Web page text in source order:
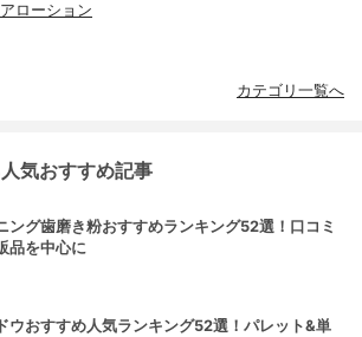
ローション
カテゴリ一覧へ
気おすすめ記事
ング歯磨き粉おすすめランキング52選！口コミ
品を中心に
ウおすすめ人気ランキング52選！パレット&単